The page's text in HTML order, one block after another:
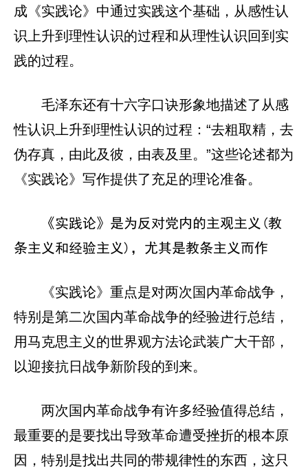
成《实践论》中通过实践这个基础，从感性认
识上升到理性认识的过程和从理性认识回到实
践的过程。
毛泽东还有十六字口诀形象地描述了从感
性认识上升到理性认识的过程：“去粗取精，去
伪存真，由此及彼，由表及里。”这些论述都为
《实践论》写作提供了充足的理论准备。
《实践论》是为反对党内的主观主义(教
条主义和经验主义)，尤其是教条主义而作
《实践论》重点是对两次国内革命战争，
特别是第二次国内革命战争的经验进行总结，
用马克思主义的世界观方法论武装广大干部，
以迎接抗日战争新阶段的到来。
两次国内革命战争有许多经验值得总结，
最重要的是要找出导致革命遭受挫折的根本原
因，特别是找出共同的带规律性的东西，这只